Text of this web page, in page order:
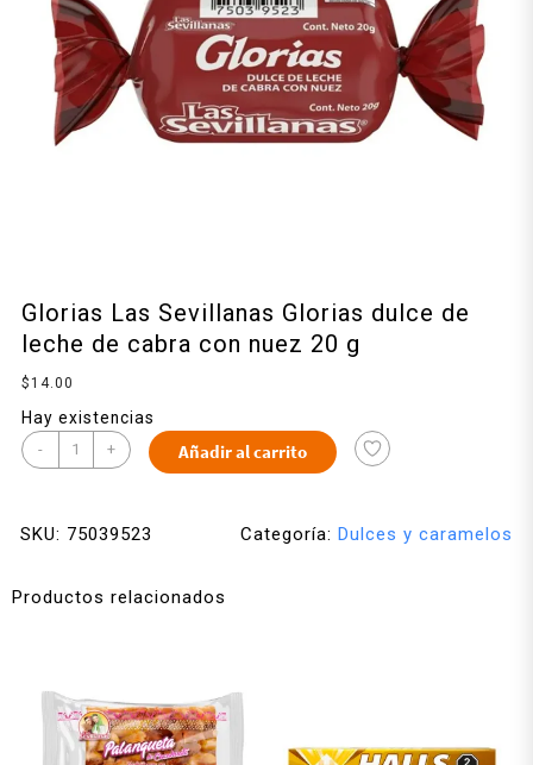
Glorias Las Sevillanas Glorias dulce de
leche de cabra con nuez 20 g
$ 14.00
Hay existencias
- + Añadir al carrito
SKU: 75039523 Categoría: Dulces y caramelos
Productos relacionados